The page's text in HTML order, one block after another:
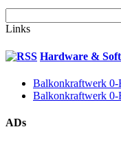
Links
Hardware &
Balkonkraftwerk
Balkonkraftwerk 0-
ADs